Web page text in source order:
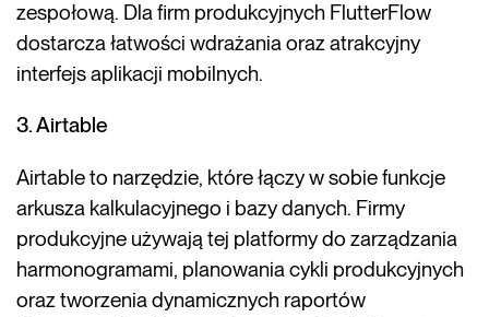
zespołową. Dla firm produkcyjnych FlutterFlow
dostarcza łatwości wdrażania oraz atrakcyjny
interfejs aplikacji mobilnych.
3. Airtable
Airtable to narzędzie, które łączy w sobie funkcje
arkusza kalkulacyjnego i bazy danych. Firmy
produkcyjne używają tej platformy do zarządzania
harmonogramami, planowania cykli produkcyjnych
oraz tworzenia dynamicznych raportów